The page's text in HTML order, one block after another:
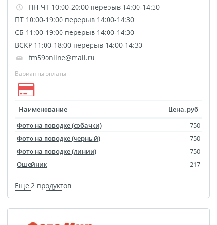
Фотообложка для
студенческого
Фотообложка для
свидетельства
Фототетради и
блокноты
Портфолио
Листовки и флаеры
Брошюры и каталоги
ПН-ЧТ 10:00-20:00 перерыв 14:00-14:30
ПТ 10:00-19:00 перерыв 14:00-14:30
СБ 11:00-19:00 перерыв 14:00-14:30
ВСКР 11:00-18:00 перерыв 14:00-14:30
fm59online@mail.ru
Варианты оплаты
Наименование
Цена, руб
Фото на поводке (собачки)
750
Фото на поводке (черный)
750
Фото на поводке (линии)
750
Ошейник
217
Еще 2 продуктов